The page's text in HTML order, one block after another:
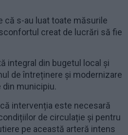
că s-au luat toate măsurile
creat de lucrări să fie
integral din bugetul local și
de întreținere și modernizare
municipiu.
intervenția este necesară
de circulație și pentru
pe această arteră intens